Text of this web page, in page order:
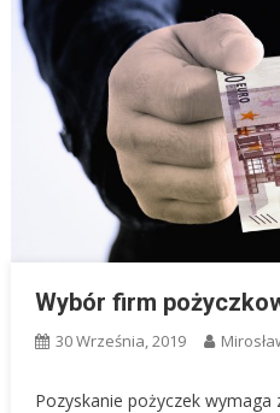
Wybór firm
30 Września, 2019
Pozyskanie pożyczek wymaga